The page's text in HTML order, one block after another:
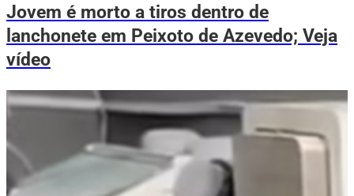
Jovem é morto a tiros dentro de
lanchonete em Peixoto de Azevedo; Veja
vídeo